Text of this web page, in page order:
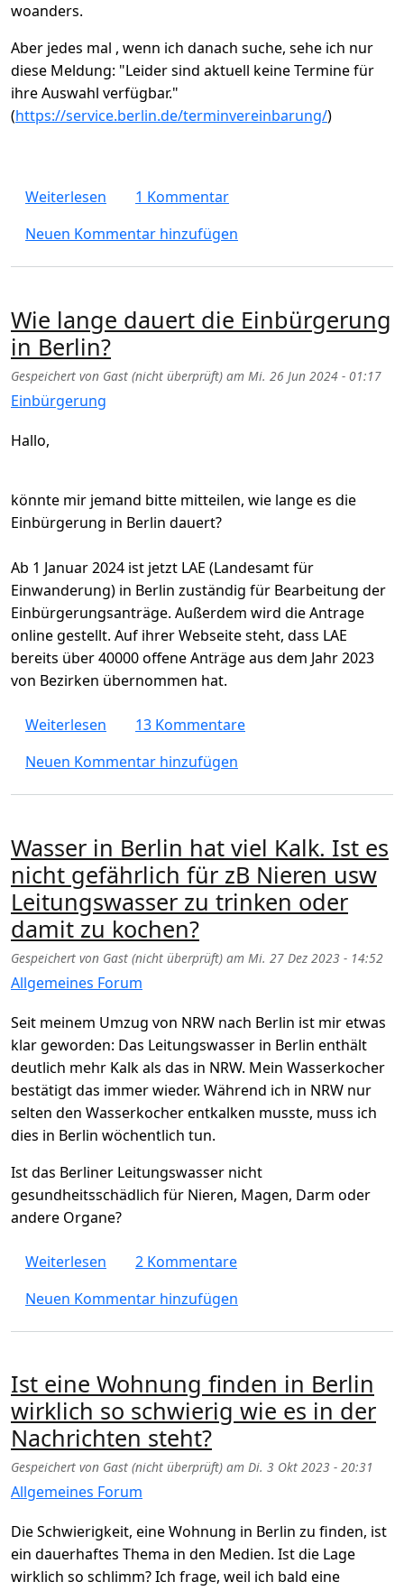
woanders.
Aber jedes mal , wenn ich danach suche, sehe ich nur
diese Meldung: "Leider sind aktuell keine Termine für
ihre Auswahl verfügbar."
(https://service.berlin.de/terminvereinbarung/)
Weiterlesen über Wie Termine in Berlin buchen?
1 Kommentar
Neuen Kommentar hinzufügen
Wie lange dauert die Einbürgerung
in Berlin?
Gespeichert von Gast (nicht überprüft) am Mi. 26 Jun 2024 - 01:17
Einbürgerung
Hallo,
könnte mir jemand bitte mitteilen, wie lange es die
Einbürgerung in Berlin dauert?
Ab 1 Januar 2024 ist jetzt LAE (Landesamt für
Einwanderung) in Berlin zuständig für Bearbeitung der
Einbürgerungsanträge. Außerdem wird die Antrage
online gestellt. Auf ihrer Webseite steht, dass LAE
bereits über 40000 offene Anträge aus dem Jahr 2023
von Bezirken übernommen hat.
Weiterlesen über Wie lange dauert die Einbürgerung in
13 Kommentare
Neuen Kommentar hinzufügen
Wasser in Berlin hat viel Kalk. Ist es
nicht gefährlich für zB Nieren usw
Leitungswasser zu trinken oder
damit zu kochen?
Gespeichert von Gast (nicht überprüft) am Mi. 27 Dez 2023 - 14:52
Allgemeines Forum
Seit meinem Umzug von NRW nach Berlin ist mir etwas
klar geworden: Das Leitungswasser in Berlin enthält
deutlich mehr Kalk als das in NRW. Mein Wasserkocher
bestätigt das immer wieder. Während ich in NRW nur
selten den Wasserkocher entkalken musste, muss ich
dies in Berlin wöchentlich tun.
Ist das Berliner Leitungswasser nicht
gesundheitsschädlich für Nieren, Magen, Darm oder
andere Organe?
Weiterlesen über Wasser in Berlin hat viel Kalk. Ist es
2 Kommentare
Neuen Kommentar hinzufügen
Ist eine Wohnung finden in Berlin
wirklich so schwierig wie es in der
Nachrichten steht?
Gespeichert von Gast (nicht überprüft) am Di. 3 Okt 2023 - 20:31
Allgemeines Forum
Die Schwierigkeit, eine Wohnung in Berlin zu finden, ist
ein dauerhaftes Thema in den Medien. Ist die Lage
wirklich so schlimm? Ich frage, weil ich bald eine